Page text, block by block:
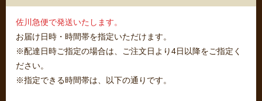
佐川急便で発送いたします。
お届け日時・時間帯を指定いただけます。
※配達日時ご指定の場合は、ご注文日より4日以降をご指定く
ださい。
※指定できる時間帯は、以下の通りです。